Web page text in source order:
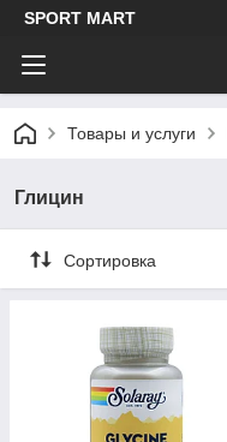
SPORT MART
Товары и услуги
Глицин
Сортировка